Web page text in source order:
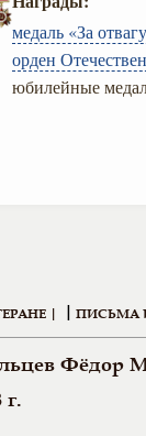
медаль «За
орден
юбилейные
| | ПИСЬМА
Фёдор
г.